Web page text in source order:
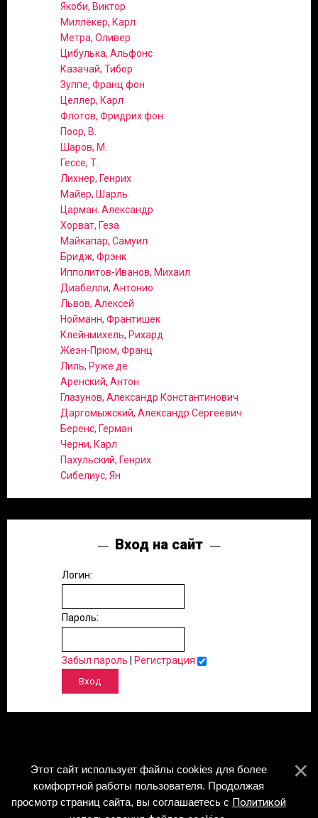
Якоби, Виктор
Миллёкер, Карл
Метра, Оливер
Цибулька, Альфонс
Казачай, Тибор
Зуппе, Франц фон
Целлер, Карл
Флотов, Фридрих фон
Поор, В.
Шаров, М.
Гессе, Т.
Лихнер, Генрих
Майер, Шарль
Царман. Александр
Хорват, Геза
Майкапар, Самуил
Бридж, Фрэнк
Ипполитов-Иванов, Михаил
Диабелли, Антонио
Львов, Алексей
Нойманн, Франтишек
Клейнмихель, Рихард
Жеэн-Прюм, Франц
Лиль, Руже де
Аренский, Антон
Глазунов, Александр Константинович
Даргомыжский, Александр Сергеевич
Беренс, Герман
Черни, Карл
Пахульский, Генрих
Сибелиус, Ян
Вход на сайт
Логин:
Пароль:
Забыл пароль Регистрация
Этот сайт использует файлы cookies для более
комфортной работы пользователя. Продолжая
просмотр страниц сайта, вы соглашаетесь с Политикой